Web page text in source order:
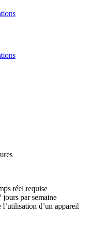
réel requise
jours par semaine
d’un appareil